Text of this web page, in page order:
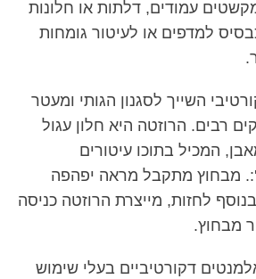
עמודים, דלתות או חלונות
למדפים או לעיטור גומחות
השייך לסגנון הגותי ומעטר
רבים. הרוזטה היא חלון עגול
המכיל בתוכו עיטורים
מבחוץ מתקבל מראה יפהפה
לחזות, מייצרת הרוזטה כניסה
מבחוץ.
דקורטיביים בעלי שימוש